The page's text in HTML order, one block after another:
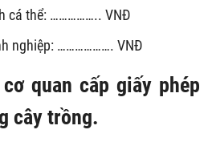
cá thể: …………….. VNĐ
nghiệp: ………………. VNĐ
quan cấp giấy phép
cây trồng.